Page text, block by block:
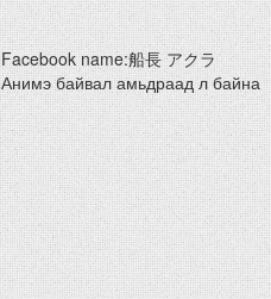
Facebook name:船長 アクラ
Анимэ байвал амьдраад л байна